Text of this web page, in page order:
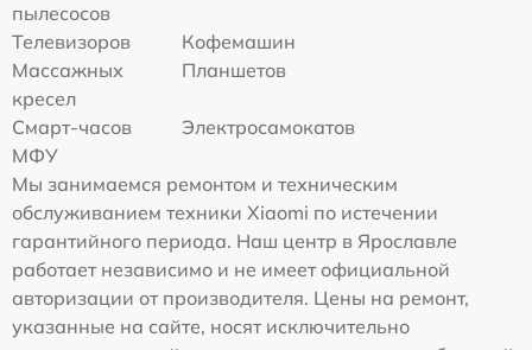
пылесосов
Телевизоров
Кофемашин
Массажных
кресел
Планшетов
Смарт-часов
Электросамокатов
МФУ
Мы занимаемся ремонтом и техническим
обслуживанием техники Xiaomi по истечении
гарантийного периода. Наш центр в Ярославле
работает независимо и не имеет официальной
авторизации от производителя. Цены на ремонт,
указанные на сайте, носят исключительно